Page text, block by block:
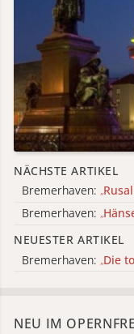
NÄCHSTE ARTIKEL
Bremerhaven: „
Bremerhaven: „
NEUESTER ARTIKEL
Bremerhaven: „Die
NEU IM